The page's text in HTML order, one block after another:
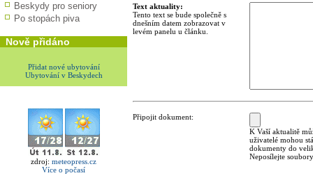
Beskydy pro seniory
Po stopách piva
Nově přidáno
Přidat nové ubytování
Ubytování v Beskydech
zdroj: meteopress.cz
Více o počasí
Text aktuality:
Tento text se bude společně s
dnešním datem zobrazovat v
levém panelu u článku.
Připojit dokument:
K Vaší aktualitě
uživatelé mohou
dokumenty do
Neposílejte